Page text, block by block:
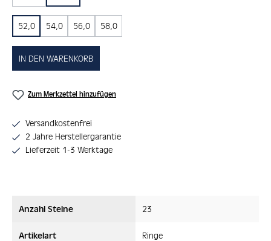
52,0 54,0 56,0 58,0
IN DEN WARENKORB
Zum Merkzettel hinzufügen
Versandkostenfrei
2 Jahre Herstellergarantie
Lieferzeit 1-3 Werktage
Anzahl Steine 23
Artikelart Ringe